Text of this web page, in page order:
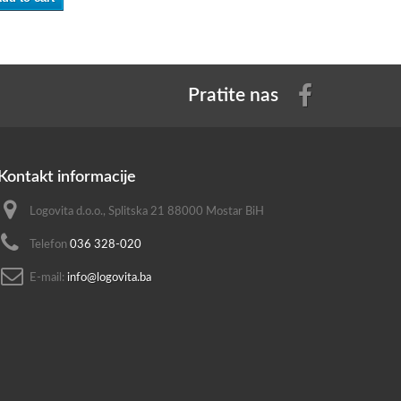
Pratite nas
Kontakt informacije
Logovita d.o.o., Splitska 21 88000 Mostar BiH
Telefon 036 328-020
E-mail: info@logovita.ba